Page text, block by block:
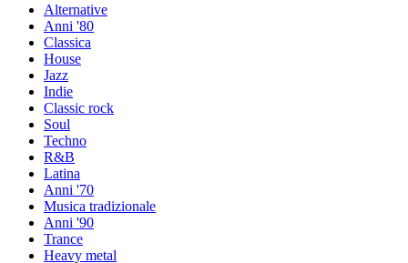
Alternative
Anni '80
Classica
House
Jazz
Indie
Classic rock
Soul
Techno
R&B
Latina
Anni '70
Musica tradizionale
Anni '90
Trance
Heavy metal